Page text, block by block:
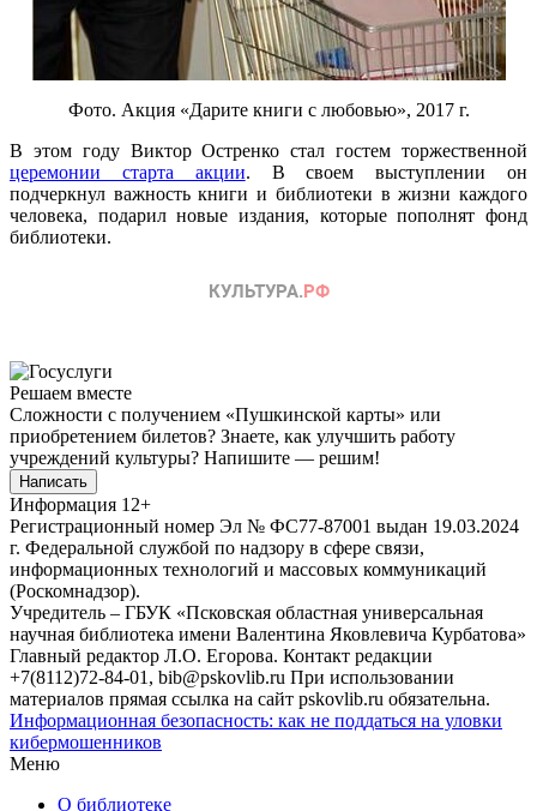
Фото. Акция «Дарите книги с любовью», 2017 г.
В этом году Виктор Остренко стал гостем торжественной
церемонии старта акции. В своем выступлении он
подчеркнул важность книги и библиотеки в жизни каждого
человека, подарил новые издания, которые пополнят фонд
библиотеки.
Решаем вместе
Сложности с получением «Пушкинской карты» или
приобретением билетов? Знаете, как улучшить работу
учреждений культуры? Напишите — решим!
Написать
Информация 12+
Регистрационный номер Эл № ФС77-87001 выдан 19.03.2024
г. Федеральной службой по надзору в сфере связи,
информационных технологий и массовых коммуникаций
(Роскомнадзор).
Учредитель – ГБУК «Псковская областная универсальная
научная библиотека имени Валентина Яковлевича Курбатова»
Главный редактор Л.О. Егорова. Контакт редакции
+7(8112)72-84-01, bib@pskovlib.ru При использовании
материалов прямая ссылка на сайт pskovlib.ru обязательна.
Информационная безопасность: как не поддаться на уловки
кибермошенников
Меню
О библиотеке